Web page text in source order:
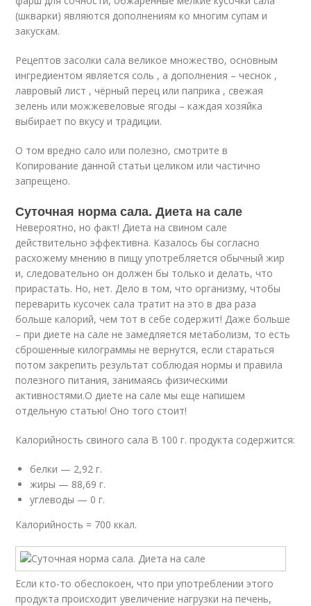
(шкварки) являются дополнениям ко многим супам и
закускам.
Рецептов засолки сала великое множество, основным
ингредиентом является соль , а дополнения – чеснок ,
лавровый лист , чёрный перец или паприка , свежая
зелень или можжевеловые ягоды – каждая хозяйка
выбирает по вкусу и традиции.
О том вредно сало или полезно, смотрите в
Копирование данной статьи целиком или частично
запрещено.
Суточная норма сала. Диета на сале
Невероятно, но факт! Диета на свином сале
действительно эффективна. Казалось бы согласно
расхожему мнению в пищу употребляется обычный жир
и, следовательно он должен бы только и делать, что
прирастать. Но, нет. Дело в том, что организму, чтобы
переварить кусочек сала тратит на это в два раза
больше калорий, чем тот в себе содержит! Даже больше
– при диете на сале не замедляется метаболизм, то есть
сброшенные килограммы не вернутся, если стараться
потом закрепить результат соблюдая нормы и правила
полезного питания, занимаясь физическими
активностями.О диете на сале мы еще напишем
отдельную статью! Оно того стоит!
Калорийность свиного сала В 100 г. продукта содержится:
белки — 2,92 г.
жиры — 88,69 г.
углеводы — 0 г.
Калорийность = 700 ккал.
Если кто-то обеспокоен, что при употреблении этого
продукта происходит увеличение нагрузки на печень,